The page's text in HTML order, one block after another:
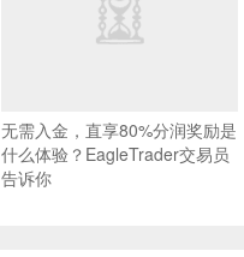
无需入金，直享80%分润奖励是
什么体验？EagleTrader交易员
告诉你